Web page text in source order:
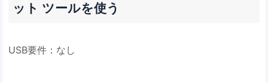
ット ツールを使う
USB要件：なし